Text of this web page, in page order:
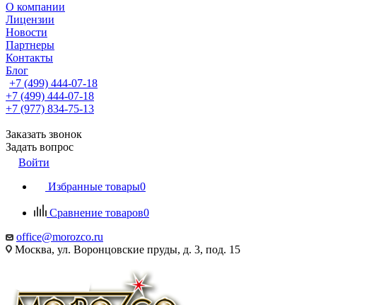
О компании
Лицензии
Новости
Партнеры
Контакты
Блог
+7 (499) 444-07-18
+7 (499) 444-07-18
+7 (977) 834-75-13
Заказать звонок
Задать вопрос
Войти
Избранные товары0
Сравнение товаров0
office@morozco.ru
Москва, ул. Воронцовские пруды, д. 3, под. 15